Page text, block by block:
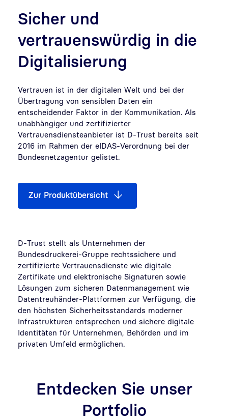
Sicher und
vertrauenswürdig in die
Digitalisierung
Vertrauen ist in der digitalen Welt und bei der
Übertragung von sensiblen Daten ein
entscheidender Faktor in der Kommunikation. Als
unabhängiger und zertifizierter
Vertrauensdiensteanbieter ist D-Trust bereits seit
2016 im Rahmen der eIDAS-Verordnung bei der
Bundesnetzagentur gelistet.
Zur Produktübersicht
D-Trust stellt als Unternehmen der
Bundesdruckerei-Gruppe rechtssichere und
zertifizierte Vertrauensdienste wie digitale
Zertifikate und elektronische Signaturen sowie
Lösungen zum sicheren Datenmanagement wie
Datentreuhänder-Plattformen zur Verfügung, die
den höchsten Sicherheitsstandards moderner
Infrastrukturen entsprechen und sichere digitale
Identitäten für Unternehmen, Behörden und im
privaten Umfeld ermöglichen.
Entdecken Sie unser
Portfolio